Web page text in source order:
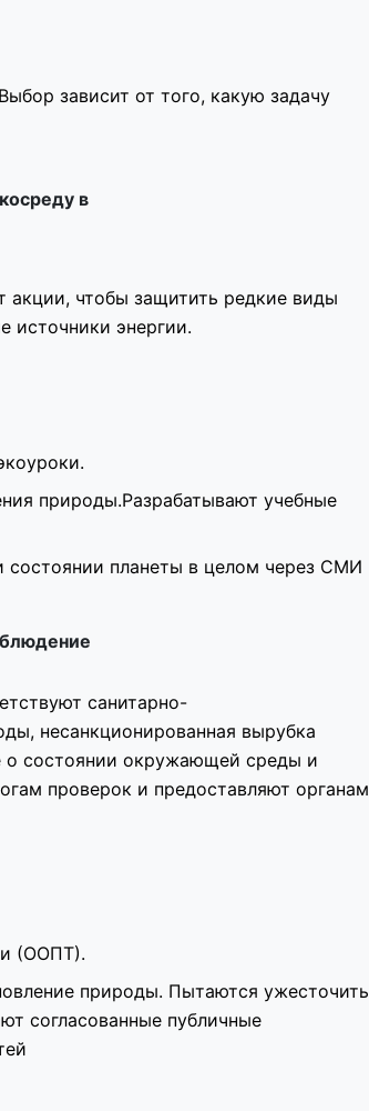
зависит от того, какую задачу
в
чтобы защитить редкие виды
источники энергии.
природы.Разрабатывают учебные
состоянии планеты в целом через СМИ
санитарно-
несанкционированная вырубка
о состоянии окружающей среды и
проверок и предоставляют органам
(ООПТ).
природы. Пытаются ужесточить
согласованные публичные